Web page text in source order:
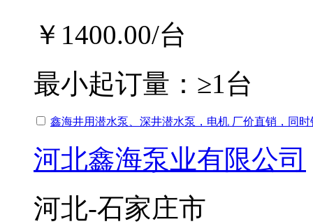
￥1400.00/台
最小起订量： ≥1台
鑫海井用潜水泵、深井潜水泵，电机 厂价直销，同
河北鑫海泵业有限公司
河北-石家庄市